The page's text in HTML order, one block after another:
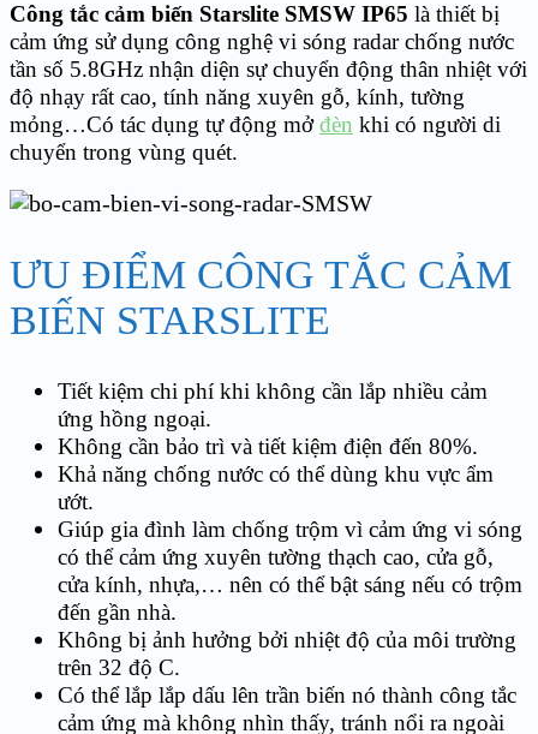
Công tắc cảm biến Starslite SMSW IP65 là thiết bị
cảm ứng sử dụng công nghệ vi sóng radar chống nước
tần số 5.8GHz nhận diện sự chuyển động thân nhiệt với
độ nhạy rất cao, tính năng xuyên gỗ, kính, tường
mỏng…Có tác dụng tự động mởđèn khi có người di
chuyển trong vùng quét.
ƯU ĐIỂM CÔNG TẮC CẢM
BIẾN STARSLITE
Tiết kiệm chi phí khi không cần lắp nhiều cảm
ứng hồng ngoại.
Không cần bảo trì và tiết kiệm điện đến 80%.
Khả năng chống nước có thể dùng khu vực ẩm
ướt.
Giúp gia đình làm chống trộm vì cảm ứng vi sóng
có thể cảm ứng xuyên tường thạch cao, cửa gỗ,
cửa kính, nhựa,… nên có thể bật sáng nếu có trộm
đến gần nhà.
Không bị ảnh hưởng bởi nhiệt độ của môi trường
trên 32 độ C.
Có thể lắp lắp dấu lên trần biến nó thành công tắc
cảm ứng mà không nhìn thấy, tránh nổi ra ngoài